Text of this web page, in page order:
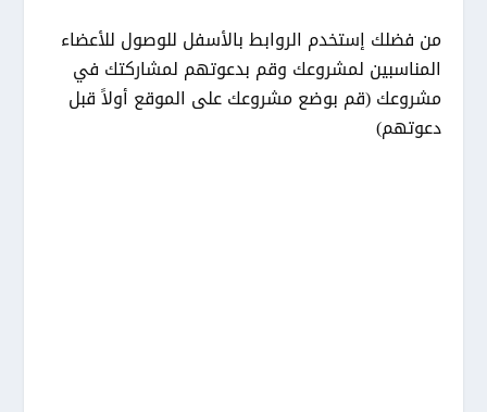
من فضلك إستخدم الروابط بالأسفل للوصول للأعضاء
المناسبين لمشروعك وقم بدعوتهم لمشاركتك في
مشروعك (قم بوضع مشروعك على الموقع أولاً قبل
دعوتهم)